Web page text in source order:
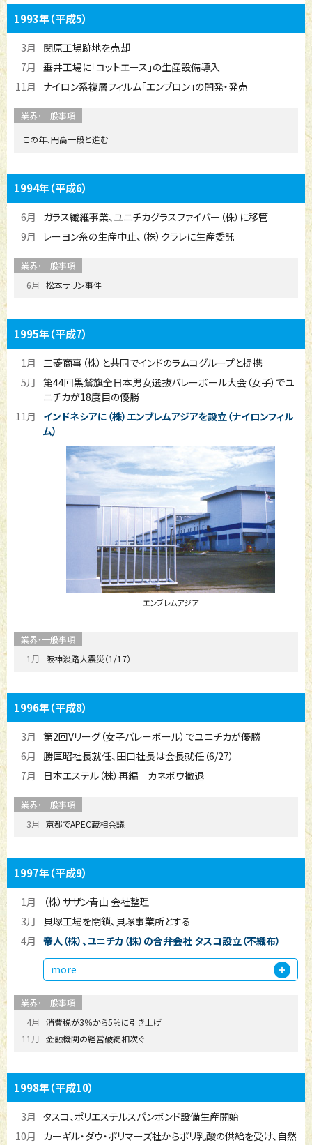
1993年（平成5）
3月
関原工場跡地を売却
7月 垂井工場に「コットエース」の生産設備導入
11月
ナイロン系複層フィルム「エンブロン」の開発・発売
この年、円高一段と進む
1994年（平成6）
6月
ガラス繊維事業、ユニチカグラスファイバー（株）に移管
9月
レーヨン糸の生産中止、（株）クラレに生産委託
6月 松本サリン事件
1995年（平成7）
1月
三菱商事（株）と共同でインドのラムコグループと提携
5月 第44回黒鷲旗全日本男女選抜バレーボール大会（女子）でユ
ニチカが18度目の優勝
11月
インドネシアに（株）エンブレムアジアを設立（ナイロンフィル
ム）
エンブレムアジア
1月 阪神淡路大震災（1/17）
1996年（平成8）
3月 第2回Vリーグ（女子バレーボール）でユニチカが優勝
6月
勝匡昭社長就任、田口社長は会長就任（6/27）
7月
日本エステル（株）再編 カネボウ撤退
3月 京都でAPEC蔵相会議
1997年（平成9）
1月
（株）サザン青山 会社整理
3月
貝塚工場を閉鎖、貝塚事業所とする
4月 帝人（株）、ユニチカ（株）の合弁会社 タスコ設立（不織布）
more
4月
消費税が3％から5％に引き上げ
11月
金融機関の経営破綻相次ぐ
1998年（平成10）
3月 タスコ、ポリエステルスパンボンド設備生産開始
10月
カーギル・ダウ・ポリマーズ社からポリ乳酸の供給を受け、自然